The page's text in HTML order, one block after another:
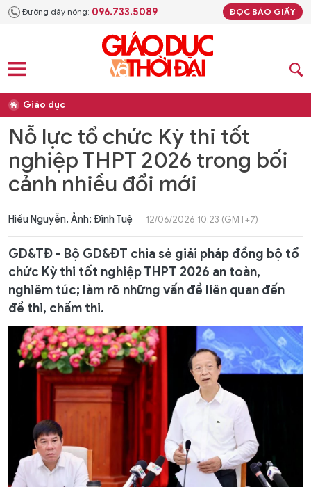
Đường dây nóng: 096.733.5089 ĐỌC BÁO GIẤY
Giáo dục
Nỗ lực tổ chức Kỳ thi tốt
nghiệp THPT 2026 trong bối
cảnh nhiều đổi mới
Hiếu Nguyễn. Ảnh: Đình Tuệ 12/06/2026 10:23 (GMT+7)
GD&TĐ - Bộ GD&ĐT chia sẻ giải pháp đồng bộ tổ
chức Kỳ thi tốt nghiệp THPT 2026 an toàn,
nghiêm túc; làm rõ những vấn đề liên quan đến
đề thi, chấm thi.